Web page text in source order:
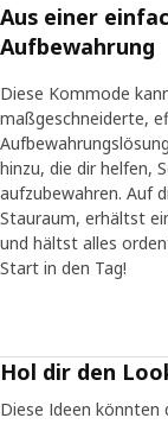
Aus einer
Aufbewahrung
Diese Kommode
maßgeschneiderte,
hinzu, die dir helfen,
aufzubewahren. Auf
Stauraum, erhältst
und hältst alles
Start in den Tag!
Hol dir den
Diese Ideen könnten